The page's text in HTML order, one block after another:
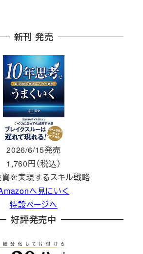
新刊 発売
2026/6/15発売
1,760円（税込）
を実現するスキル戦略
へ見にいく
特設ページへ
好評発売中